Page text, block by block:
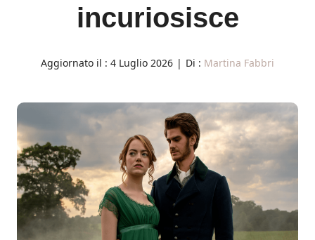
incuriosisce
Aggiornato il : 4 Luglio 2026 | Di : Martina Fabbri